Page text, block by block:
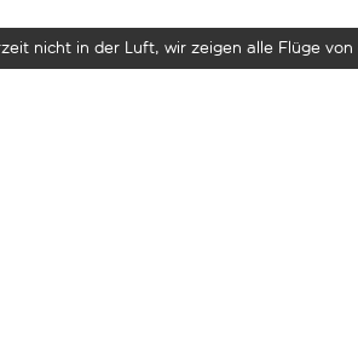
nicht in der Luft, wir zeigen alle Flüge